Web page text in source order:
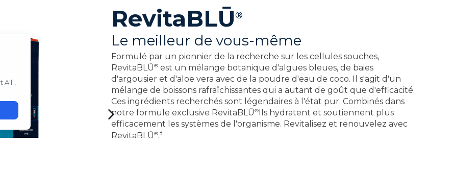
RevitaBLŪ®
Le meilleur de vous-même
Formulé par un pionnier de la recherche sur les cellules souches,
RevitaBLŪ® est un mélange botanique d'algues bleues, de baies
d'argousier et d'aloe vera avec de la poudre d'eau de coco. Il s'agit d'un
mélange de boissons rafraîchissantes qui a autant de goût que d'efficacité.
Ces ingrédients recherchés sont légendaires à l'état pur. Combinés dans
notre formule exclusive RevitaBLŪ®
Ils hydratent et soutiennent plus
efficacement les systèmes de l'organisme. Revitalisez et renouvelez avec
RevitaBLŪ®.‡